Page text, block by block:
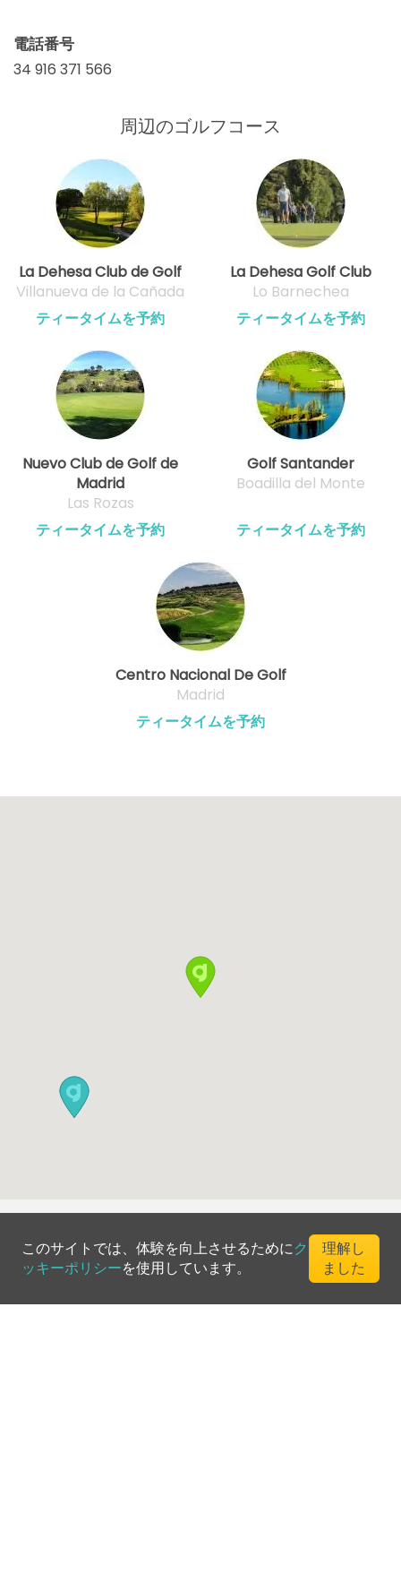
電話番号
34 916 371 566
周辺のゴルフコース
La Dehesa Club de Golf
Villanueva de la Cañada
ティータイムを予約
La Dehesa Golf Club
Lo Barnechea
ティータイムを予約
Nuevo Club de Golf de
Madrid
Las Rozas
ティータイムを予約
Golf Santander
Boadilla del Monte
ティータイムを予約
Centro Nacional De Golf
Madrid
ティータイムを予約
All Rights Reserved
このサイトでは、体験を向上させるためにク
ッキーポリシーを使用しています。
理解し
ました